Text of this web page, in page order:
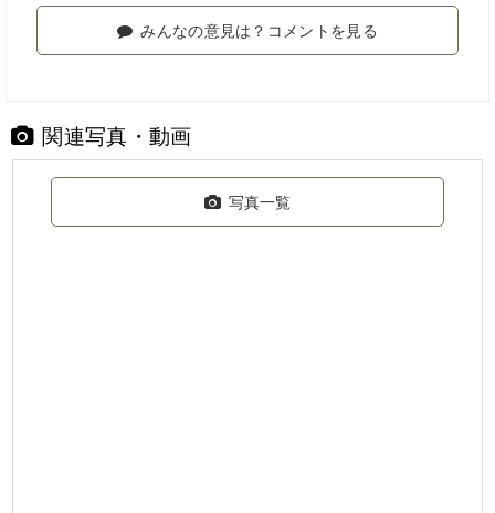
みんなの意見は？コメントを見る
関連写真・動画
写真一覧